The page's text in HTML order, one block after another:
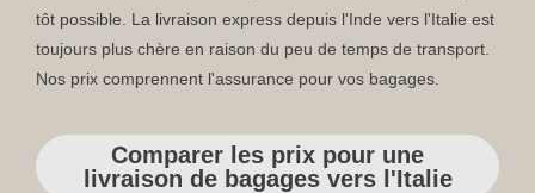
tôt possible. La livraison express depuis l'Inde vers l'Italie est
toujours plus chère en raison du peu de temps de transport.
Nos prix comprennent l'assurance pour vos bagages.
Comparer les prix pour une
livraison de bagages vers l'Italie